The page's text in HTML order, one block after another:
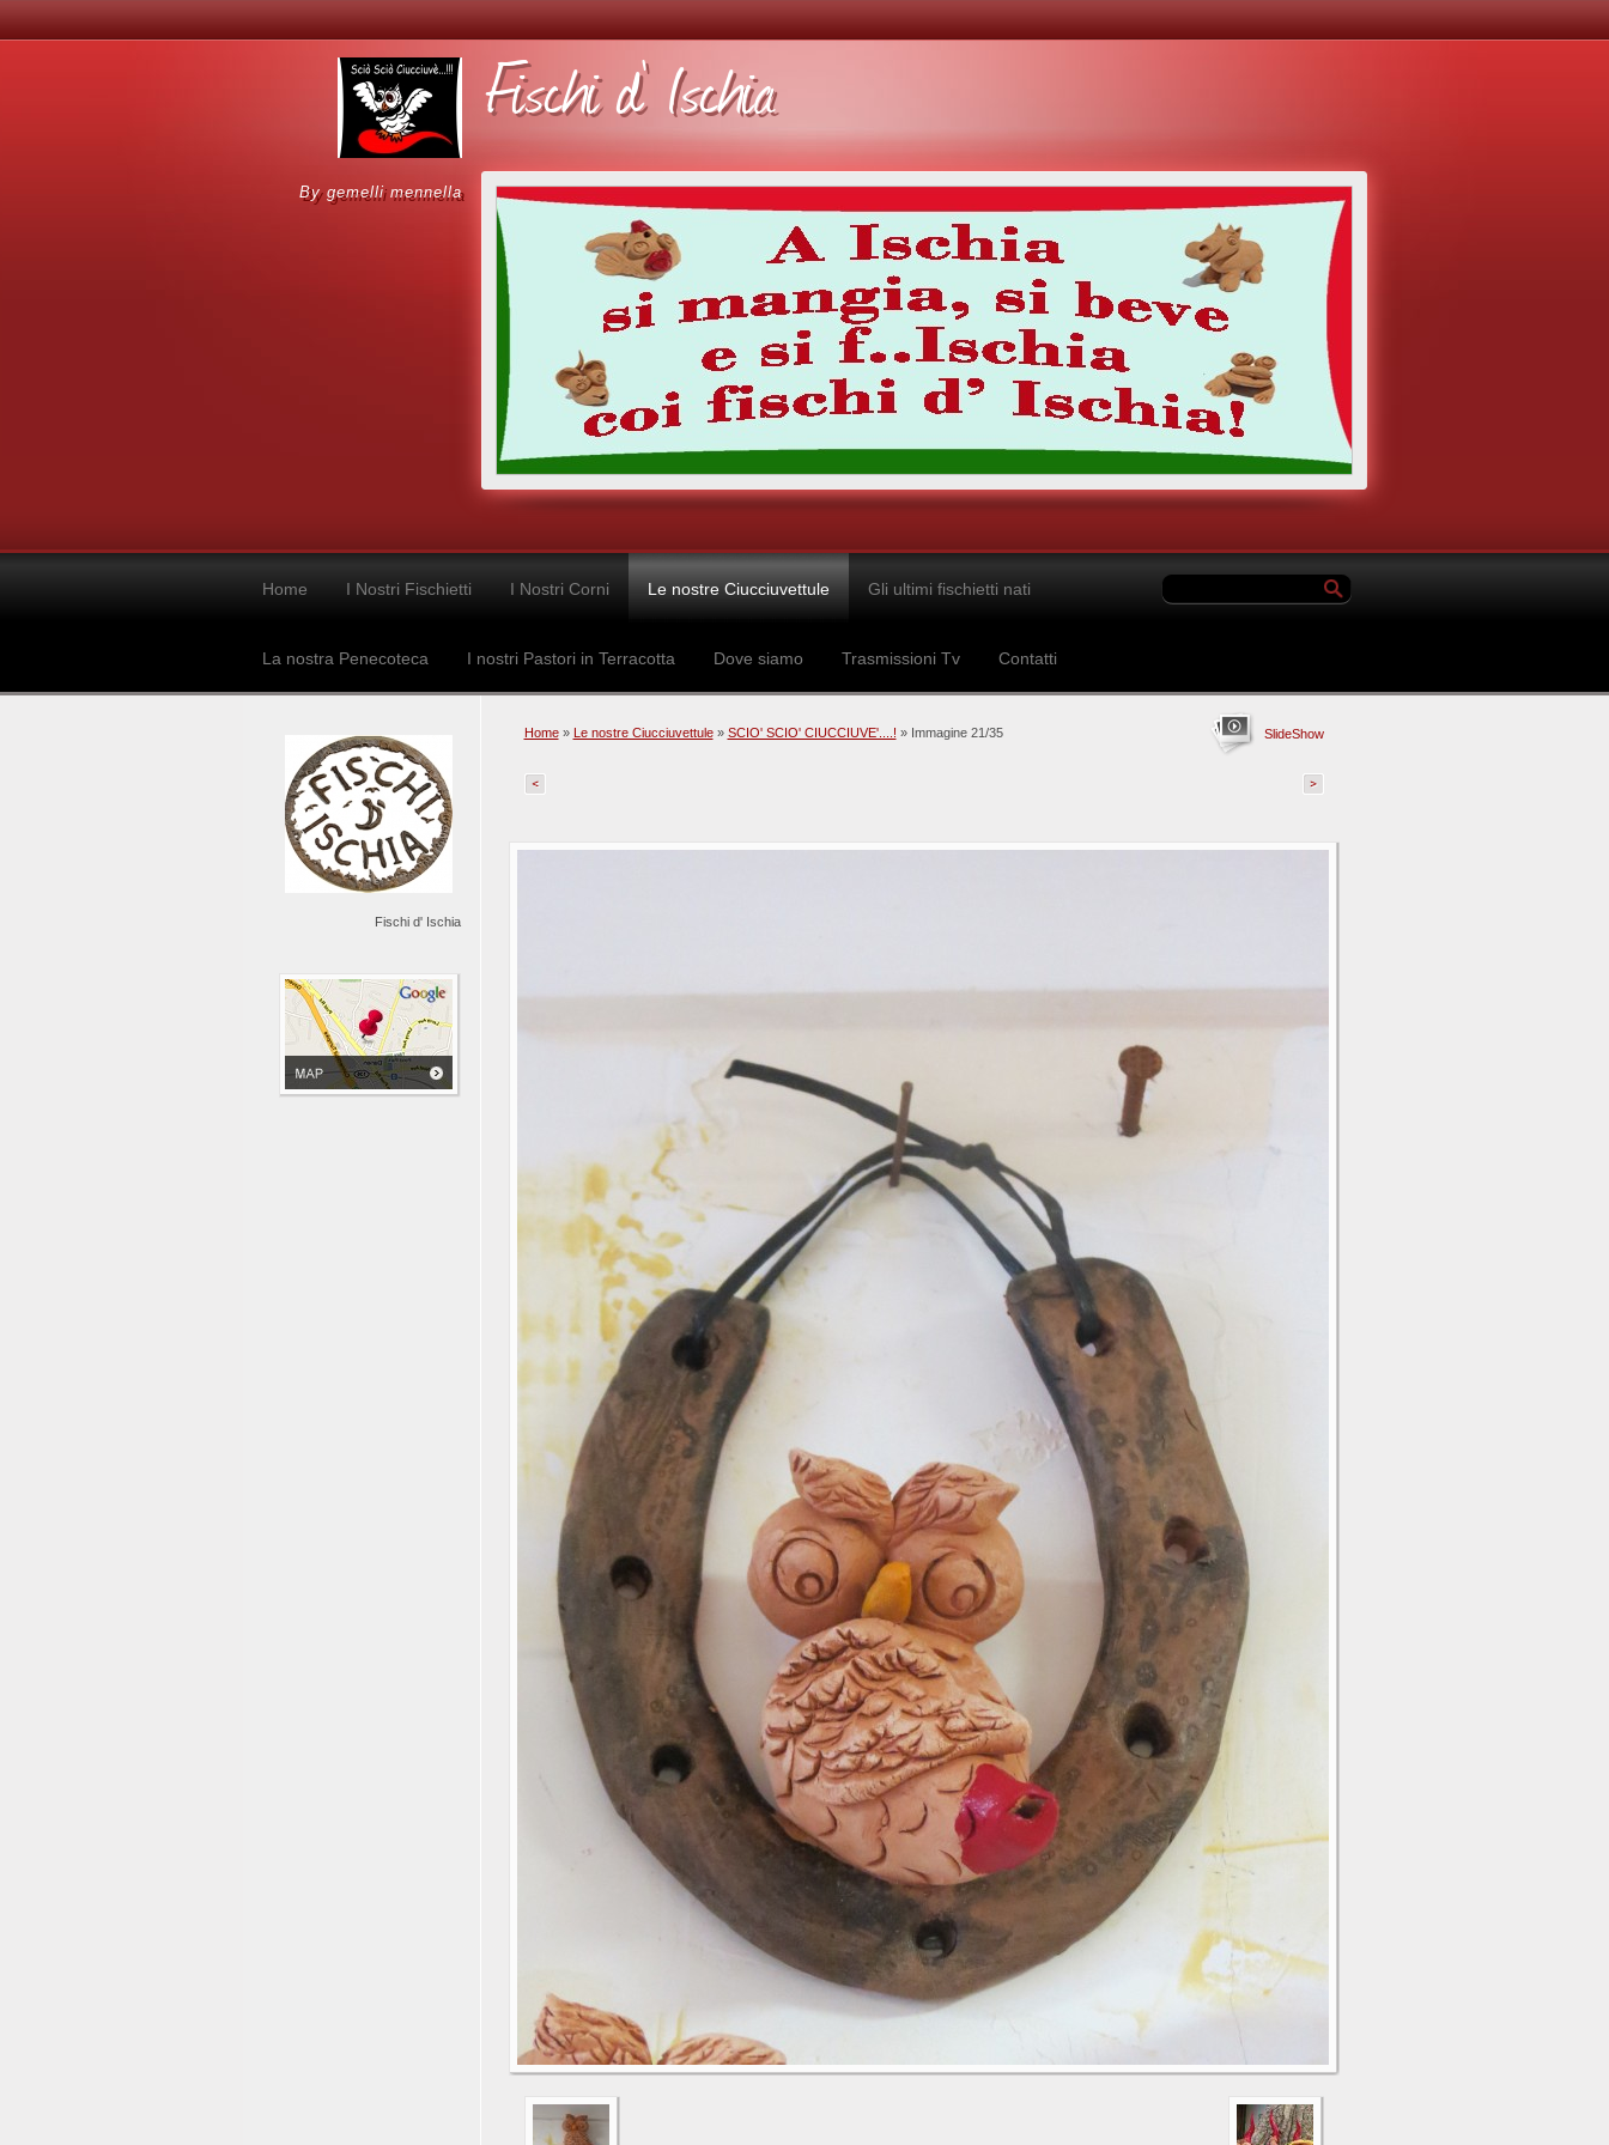
Home I Nostri Fischietti I Nostri Corni Le nostre Ciucciuvettule Gli ultimi fischietti nati
La nostra Penecoteca I nostri Pastori in Terracotta Dove siamo Trasmissioni Tv Contatti
Fischi d' Ischia
by gemelli mennella
Home» Le nostre Ciucciuvettule» SCIO' SCIO' CIUCCIUVE'....! » Immagine 21/35 SlideShow
Fischi d' Ischia